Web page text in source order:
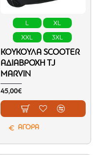
L XL
XXL 3XL
ΚΟΥΚΟΎΛΑ SCOOTER
ΑΔΙΆΒΡΟΧΗ TJ
MARVIN
45,00€
ΑΓΟΡΑ